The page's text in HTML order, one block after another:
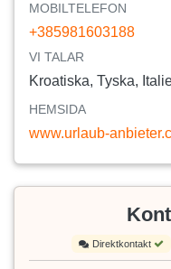
MOBILTELEFON
+385981603188
VI TALAR
Kroatiska, Tyska,
HEMSIDA
www.urlaub-
Direktkontakt